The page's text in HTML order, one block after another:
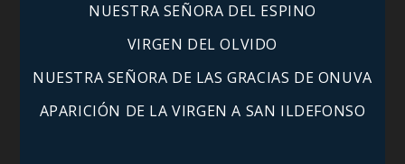
NUESTRA SEÑORA DEL ESPINO
VIRGEN DEL OLVIDO
NUESTRA SEÑORA DE LAS GRACIAS DE ONUVA
APARICIÓN DE LA VIRGEN A SAN ILDEFONSO